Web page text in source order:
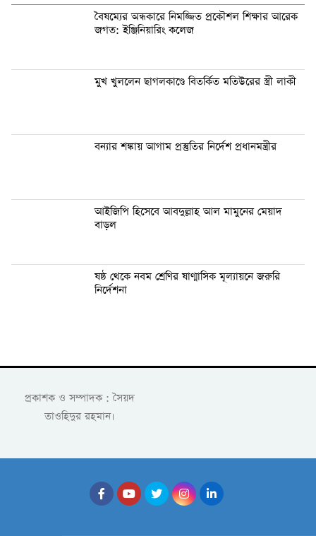
বৈষম্যের অন্ধকারে নিমজ্জিত প্রকৌশল শিক্ষার আরেক
জগত: ইঞ্জিনিয়ারিং কলেজ
মুখ খুললেন ছাগলকাণ্ডে বিতর্কিত মতিউরের স্ত্রী লাকী
বন্যার শঙ্কায় আগাম প্রস্তুতির নির্দেশ প্রধানমন্ত্রীর
আইজিপি হিসেবে আবদুল্লাহ আল মামুনের মেয়াদ
বাড়ল
ষষ্ঠ থেকে নবম শ্রেণির ষাণ্মাসিক মূল্যায়নে জরুরি
নির্দেশনা
প্রকাশক ও সম্পাদক : সৈয়দ
তাওহিদুর রহমান।